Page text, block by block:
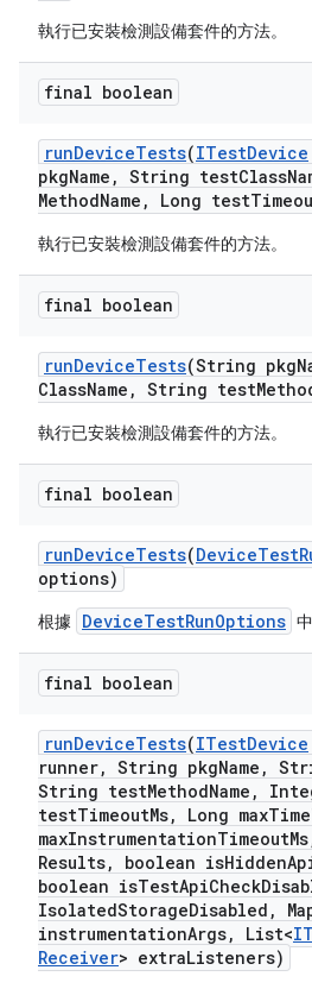
執行已安裝檢測設備套件的方法。
final boolean
runDeviceTests(ITestDevice
pkgName , String testClass
MethodName , Long test
執行已安裝檢測設備套件的方法。
final boolean
runDeviceTests(String pkg
ClassName , String test
執行已安裝檢測設備套件的方法。
final boolean
runDeviceTests(DeviceTest
options)
根據 DeviceTestRunOptions
final boolean
runDeviceTests(ITestDevice
runner, String pkgName ,
String testMethodName ,
testTimeoutMs, Long maxTime
maxInstrumentationTimeoutMs
Results, boolean isHidden
boolean isTestApiCheck
IsolatedStorageDisabled ,
instrumentationArgs, List<
Receiver> extraListeners)